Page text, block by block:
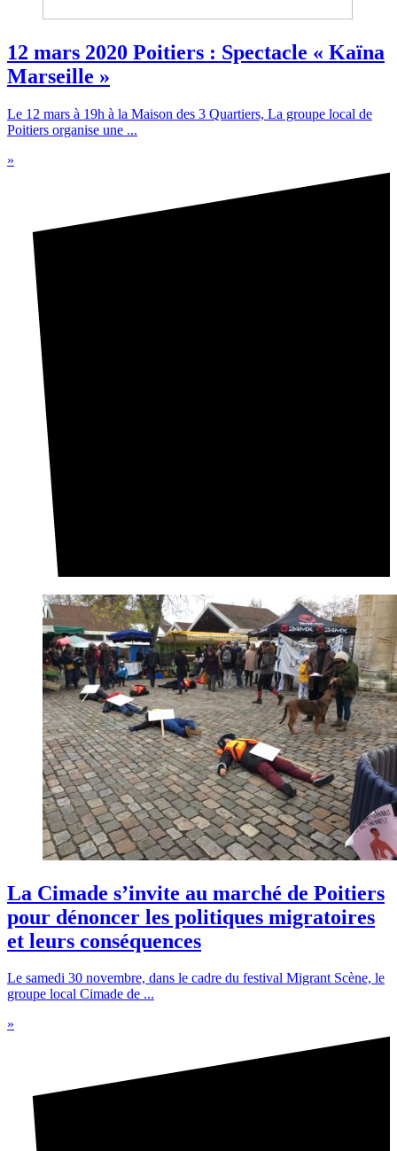
12 mars 2020 Poitiers : Spectacle « Kaïna
Marseille »
Le 12 mars à 19h à la Maison des 3 Quartiers, La groupe local de
Poitiers organise une ...
»
La Cimade s’invite au marché de Poitiers
pour dénoncer les politiques migratoires
et leurs conséquences
Le samedi 30 novembre, dans le cadre du festival Migrant Scène, le
groupe local Cimade de ...
»